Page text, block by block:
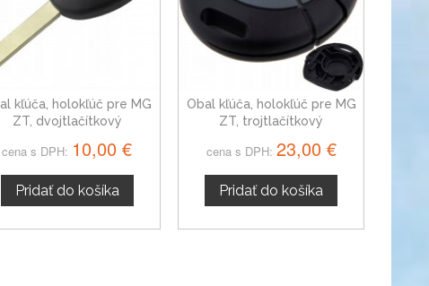
kľúča, holokľúč pre MG
ZT, dvojtlačítkový
cena s DPH: 10,00 €
Pridať do košíka
Obal kľúča, holokľúč pre MG
ZT, trojtlačítkový
cena s DPH: 23,00 €
Pridať do košíka